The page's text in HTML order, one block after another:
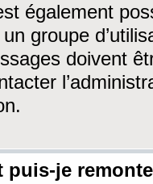
également
groupe
doivent
puis-je